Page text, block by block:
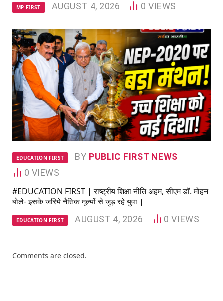
MP FIRST AUGUST 4, 2026 0VIEWS
EDUCATION FIRST BY PUBLIC FIRST NEWS
0 VIEWS
#EDUCATION FIRST | राष्ट्रीय शिक्षा नीति अहम, सीएम डॉ. मोहन
बोले- इसके जरिये नैतिक मूल्यों से जुड़ रहे युवा |
EDUCATION FIRST AUGUST 4, 2026 0VIEWS
Comments are closed.